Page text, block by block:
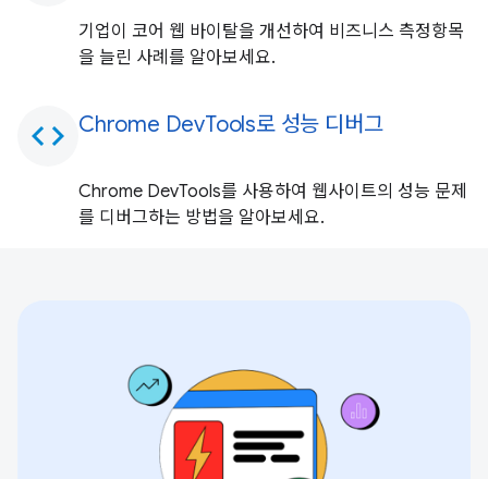
기업이 코어 웹 바이탈을 개선하여 비즈니스 측정항목
을 늘린 사례를 알아보세요.
code Chrome DevTools로 성능 디버그
Chrome DevTools를 사용하여 웹사이트의 성능 문제
를 디버그하는 방법을 알아보세요.